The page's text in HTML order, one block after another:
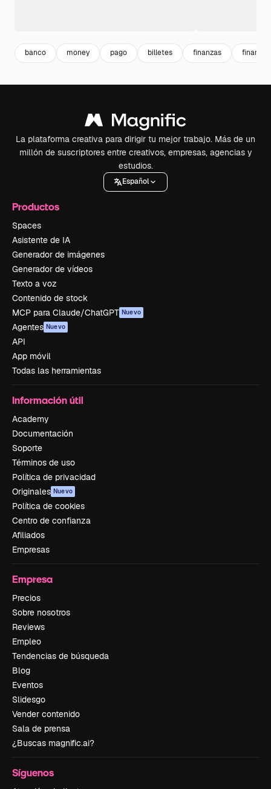
banco money pago billetes finanzas
La plataforma creativa para dirigir tu mejor trabajo. Más de un
millón de suscriptores entre creativos, empresas, agencias y
estudios.
Español
Productos
Spaces
Asistente de IA
Generador de imágenes
Generador de vídeos
Texto a voz
Contenido de stock
MCP para Claude/ChatGPT Nuevo
Agentes Nuevo
API
App móvil
Todas las herramientas
Información útil
Academy
Documentación
Soporte
Términos de uso
Política de privacidad
Originales Nuevo
Política de cookies
Centro de confianza
Afiliados
Empresas
Empresa
Precios
Sobre nosotros
Reviews
Empleo
Tendencias de búsqueda
Blog
Eventos
Slidesgo
Vender contenido
Sala de prensa
¿Buscas magnific.ai?
Síguenos